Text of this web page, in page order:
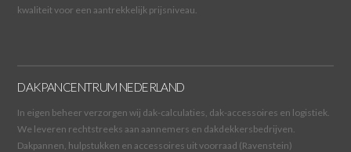
kwaliteit voor een aantrekkelijk prijsniveau.
DAKPANCENTRUM NEDERLAND
In eigen beheer verzorgen wij dak-calculaties, dak-accessoires en logistiek.
We leveren rechtstreeks aan aannemers en dakdekkersbedrijven.
Dakpannen, hulpstukken en accessoires uit voorraad (Ravenstein)